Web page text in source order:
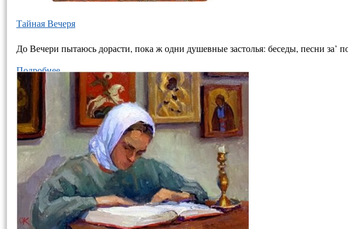
Тайная Вечеря
До Вечери пытаюсь дорасти, пока ж одни душевные застолья: беседы, песни за’
Подробнее…